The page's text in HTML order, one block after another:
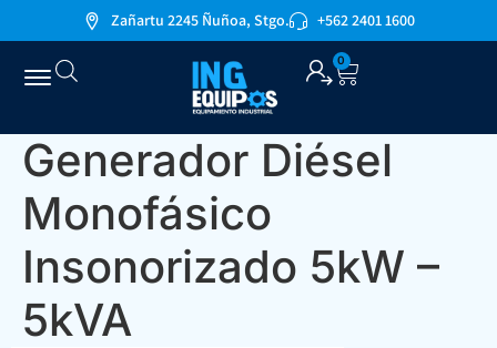
Zañartu 2245 Ñuñoa, Stgo. +562 2401 1600
0
Generador Diésel
Monofásico
Insonorizado 5kW –
5kVA